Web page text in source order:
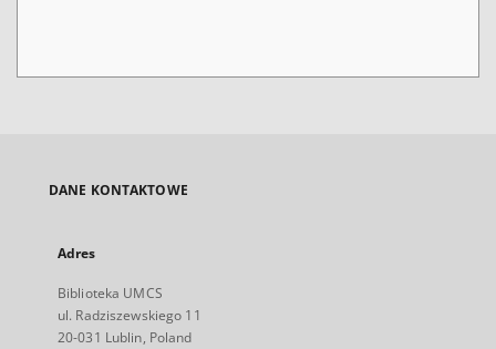
DANE KONTAKTOWE
Adres
Biblioteka UMCS
ul. Radziszewskiego 11
20-031 Lublin, Poland